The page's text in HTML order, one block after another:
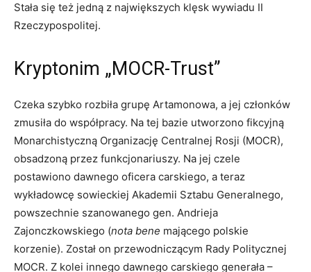
Stała się też jedną z największych klęsk wywiadu II
Rzeczypospolitej.
Kryptonim „MOCR-Trust”
Czeka szybko rozbiła grupę Artamonowa, a jej członków
zmusiła do współpracy. Na tej bazie utworzono fikcyjną
Monarchistyczną Organizację Centralnej Rosji (MOCR),
obsadzoną przez funkcjonariuszy. Na jej czele
postawiono dawnego oficera carskiego, a teraz
wykładowcę sowieckiej Akademii Sztabu Generalnego,
powszechnie szanowanego gen. Andrieja
Zajonczkowskiego (nota bene mającego polskie
korzenie). Został on przewodniczącym Rady Politycznej
MOCR. Z kolei innego dawnego carskiego generała –